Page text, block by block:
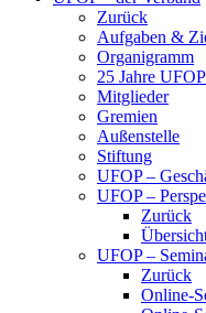
Zurück
Aufgaben &
Organigramm
25 Jahre UFOP
Mitglieder
Gremien
Außenstelle
Stiftung
UFOP –
UFOP –
Zurück
UFOP –
Zurück
Online-